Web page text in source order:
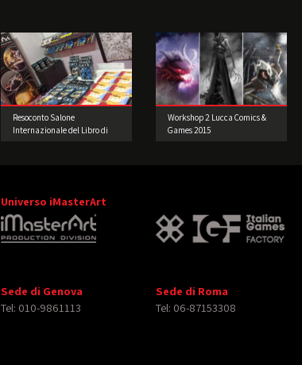
Resoconto Salone
Internazionale del Libro di
Workshop 2 Lucca Comics &
Games 2015
Universo iMasterArt
Sede di Genova
Tel: 010-9861113
Sede di Roma
Tel: 06-87153308